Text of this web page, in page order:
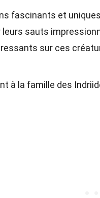
fascinants et
sauts
sur ces
à la famille des